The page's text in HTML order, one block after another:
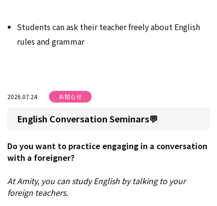
Students can ask their teacher freely about English
rules and grammar
2026.07.24 お知らせ
English Conversation Seminars💬
Do you want to practice engaging in a conversation
with a foreigner?
At Amity, you can study English by talking to your
foreign teachers.